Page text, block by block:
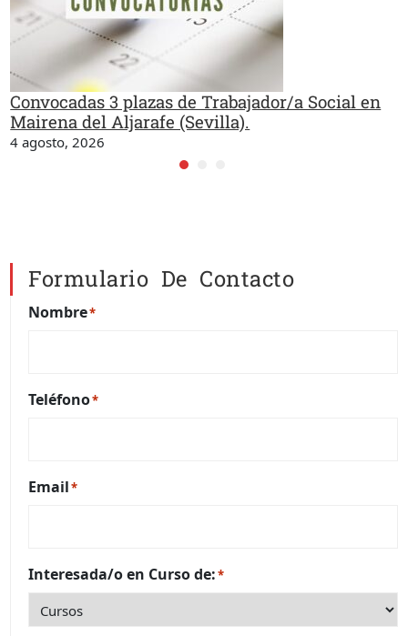
Convocadas 3 plazas de Trabajador/a Social en
Mairena del Aljarafe (Sevilla).
4 agosto, 2026
Formulario De Contacto
Nombre*
Teléfono*
Email*
Interesada/o en Curso de:*